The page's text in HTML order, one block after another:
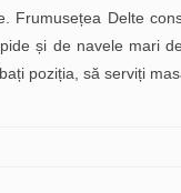
Frumusețea Delte
și de navele mari
poziția, să serviți